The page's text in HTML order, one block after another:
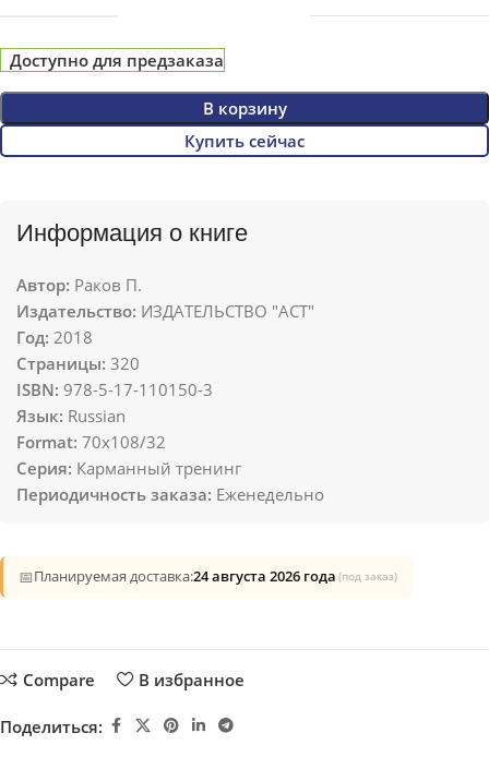
Доступно для предзаказа
В корзину
Купить сейчас
Информация о книге
Автор: Раков П.
Издательство: ИЗДАТЕЛЬСТВО "АСТ"
Год: 2018
Страницы: 320
ISBN: 978-5-17-110150-3
Язык: Russian
Format: 70x108/32
Серия: Карманный тренинг
Периодичность заказа: Еженедельно
📅Планируемая доставка:24 августа 2026 года (под заказ)
Compare В избранное
Поделиться: